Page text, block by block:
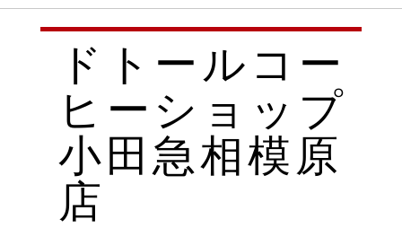
ドトールコー
ヒーショップ
小田急相模原
店